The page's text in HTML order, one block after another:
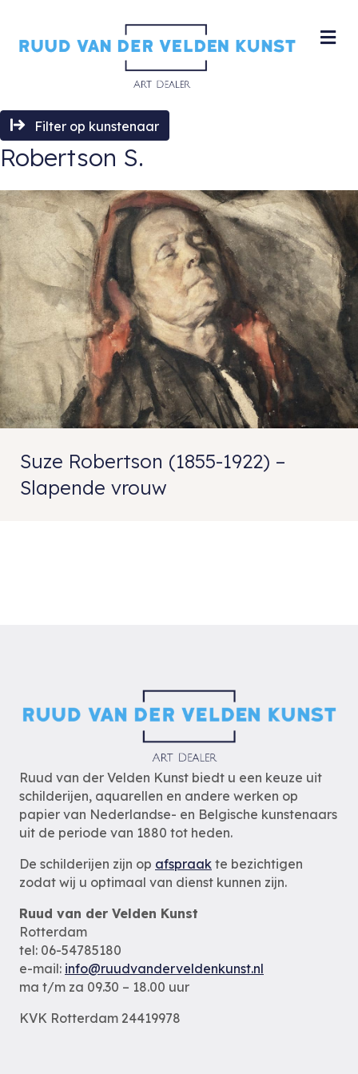
Filter op kunstenaar
Robertson S.
Suze Robertson (1855-1922) –
Slapende vrouw
Ruud van der Velden Kunst biedt u een keuze uit
schilderijen, aquarellen en andere werken op
papier van Nederlandse- en Belgische kunstenaars
uit de periode van 1880 tot heden.
De schilderijen zijn op afspraak te bezichtigen
zodat wij u optimaal van dienst kunnen zijn.
Ruud van der Velden Kunst
Rotterdam
tel: 06-54785180
e-mail: info@ruudvanderveldenkunst.nl
ma t/m za 09.30 – 18.00 uur
KVK Rotterdam 24419978